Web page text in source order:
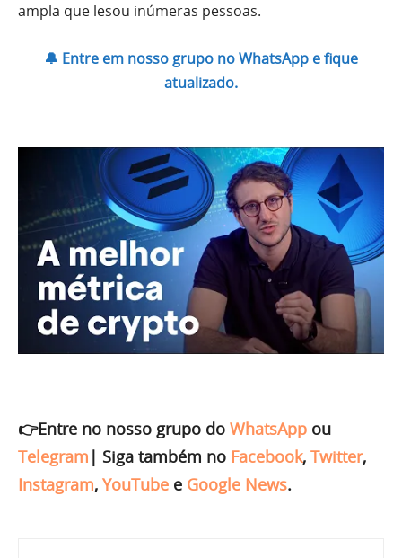
ampla que lesou inúmeras pessoas.
🔔 Entre em nosso grupo no WhatsApp e fique
atualizado.
👉Entre no nosso grupo do WhatsApp ou
Telegram | Siga também no Facebook, Twitter,
Instagram, YouTube e Google News.